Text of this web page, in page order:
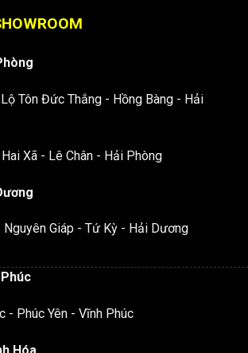
Tôn Đức Thắng - Hồng Bàng - Hải
Xã - Lê Chân - Hải Phòng
Nguyên Giáp - Tứ Kỳ - Hải Dương
- Phúc Yên - Vĩnh Phúc